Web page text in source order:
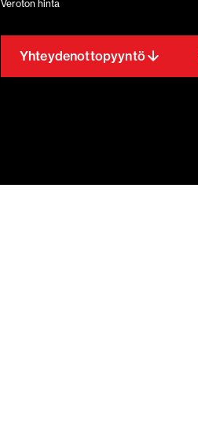
Veroton hinta
Yhteydenottopyyntö